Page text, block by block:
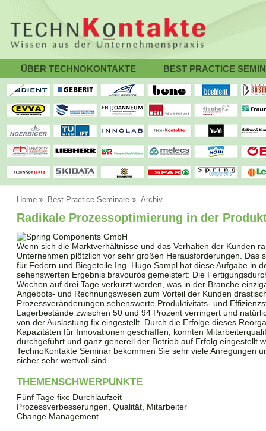
ÜBER TECHNOKONTAKTE BEST PRACTICE
Home Best Practice Seminare Archiv
Radikale Prozessoptimierung in der
Wenn sich die Marktverhältnisse und das Verhalten der Kunden
Unternehmen plötzlich vor sehr großen Herausforderungen. Das
für Federn und Biegeteile Ing. Hugo Sampl hat diese Aufgabe in
sehenswerten Ergebnis bravourös gemeistert: Die
Wochen auf drei Tage verkürzt werden, was in der Branche
Angebots- und Rechnungswesen zum Vorteil der Kunden
Prozessveränderungen sehenswerte Produktivitäts- und
Lagerbestände zwischen 50 und 94 Prozent verringert und
von der Auslastung fix eingestellt. Durch die Erfolge dieses
Kapazitäten für Innovationen geschaffen, konnten
durchgeführt und ganz generell der Betrieb auf Erfolg eingestellt
TechnoKontakte Seminar bekommen Sie sehr viele Anregungen
sicher sehr wertvoll sind.
THEMENSCHWERPUNKTE
Fünf Tage fixe Durchlaufzeit
Prozessverbesserungen, Qualität, Mitarbeiter
Change Management